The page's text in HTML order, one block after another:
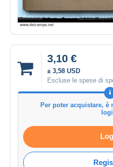
3,10 €
± 3,58 USD
Escluse le spese di
Per poter acquistare, è